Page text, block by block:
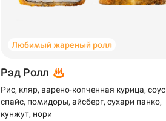
Любимый жареный ролл
Рэд Ролл
Рис, кляр, варено-копченная курица, соус
спайс, помидоры, айсберг, сухари панко,
кунжут, нори